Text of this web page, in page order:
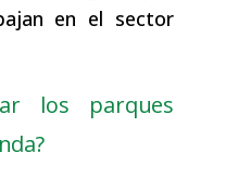
en el sector
los parques